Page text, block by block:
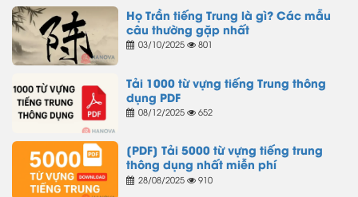
Họ Trần tiếng Trung là gì? Các mẫu
câu thường gặp nhất
03/10/2025 801
Tải 1000 từ vựng tiếng Trung thông
dụng PDF
08/12/2025 652
[PDF] Tải 5000 từ vựng tiếng trung
thông dụng nhất miễn phí
28/08/2025 910